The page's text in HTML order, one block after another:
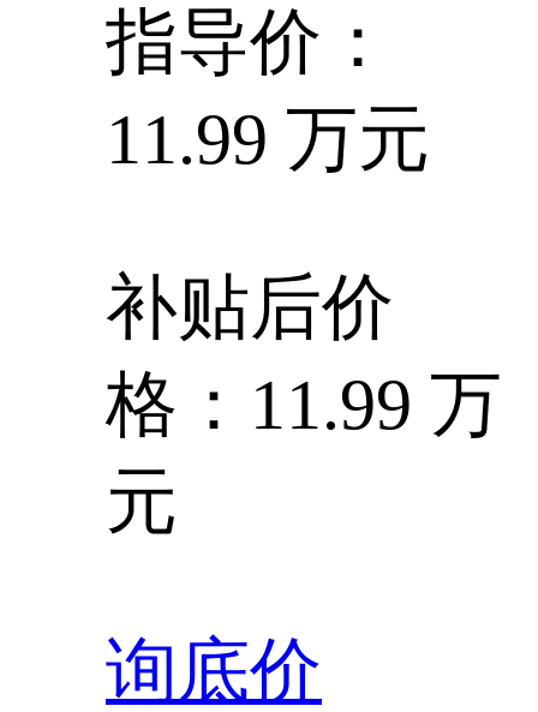
指导价：
11.99 万元
补贴后价
格：11.99 万
元
询底价